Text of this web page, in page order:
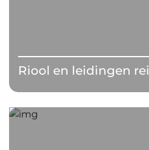
Riool en leidingen